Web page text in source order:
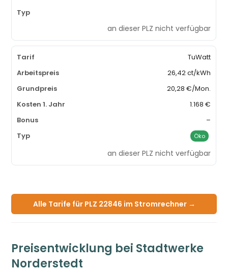
an dieser PLZ nicht verfügbar
TuWatt
26,42 ct/kWh
20,28 €/Mon.
1.168 €
–
Öko
an dieser PLZ nicht verfügbar
Alle Tarife für PLZ 22846 im Stromrechner →
Preisentwicklung bei Stadtwerke
Norderstedt